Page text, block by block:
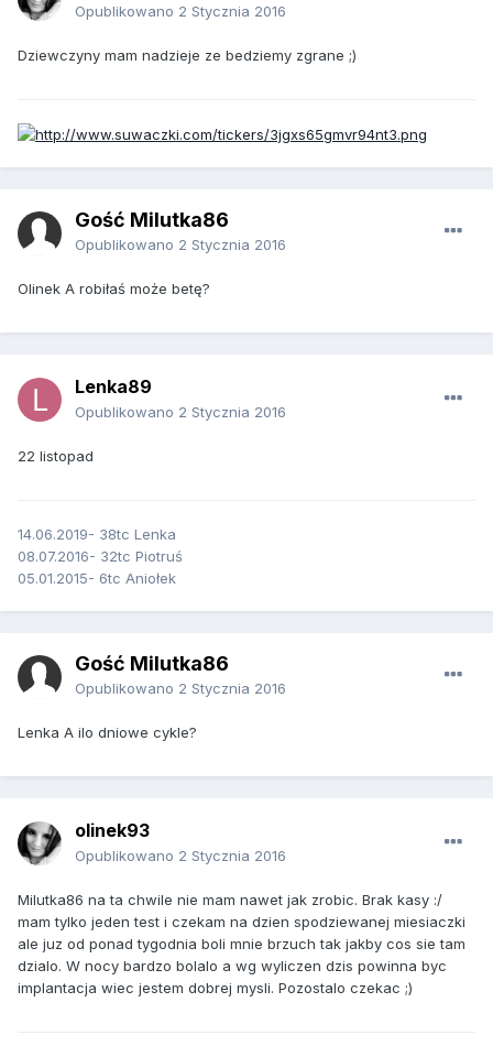
Opublikowano 2 Stycznia 2016
Dziewczyny mam nadzieje ze bedziemy zgrane ;)
Gość Milutka86
Opublikowano 2 Stycznia 2016
Olinek A robiłaś może betę?
Lenka89
Opublikowano 2 Stycznia 2016
22 listopad
14.06.2019- 38tc Lenka
08.07.2016- 32tc Piotruś
05.01.2015- 6tc Aniołek
Gość Milutka86
Opublikowano 2 Stycznia 2016
Lenka A ilo dniowe cykle?
olinek93
Opublikowano 2 Stycznia 2016
Milutka86 na ta chwile nie mam nawet jak zrobic. Brak kasy :/
mam tylko jeden test i czekam na dzien spodziewanej miesiaczki
ale juz od ponad tygodnia boli mnie brzuch tak jakby cos sie tam
dzialo. W nocy bardzo bolalo a wg wyliczen dzis powinna byc
implantacja wiec jestem dobrej mysli. Pozostalo czekac ;)